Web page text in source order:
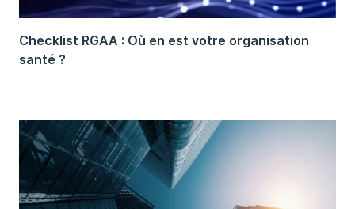
Checklist RGAA : Où en est votre organisation
santé ?